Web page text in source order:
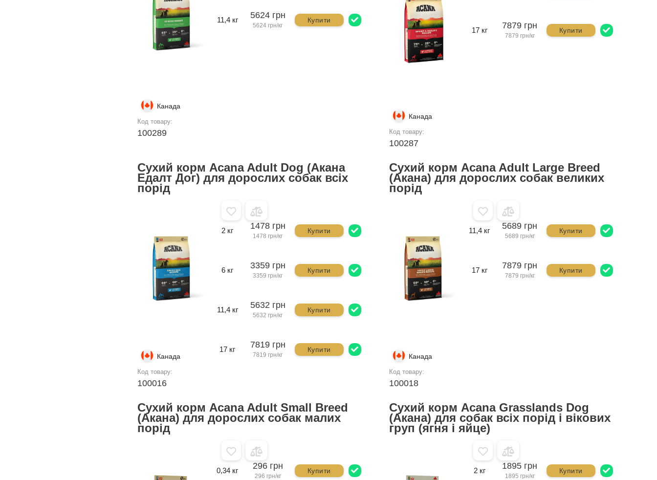
Канада
Код товару:
100289
11,4 кг 5624 грн
5624 грн/кг
Купити
Канада
Код товару:
100287
17 кг 7879 грн
7879 грн/кг
Купити
Сухий корм Acana Adult Dog (Акана
Едалт Дог) для дорослих собак всіх
порід
Канада
Код товару:
100016
2 кг 1478 грн
1478 грн/кг
Купити
6 кг 3359 грн
3359 грн/кг
Купити
11,4 кг 5632 грн
5632 грн/кг
Купити
17 кг 7819 грн
7819 грн/кг
Купити
Сухий корм Acana Adult Large Breed
(Акана) для дорослих собак великих
порід
Канада
Код товару:
100018
11,4 кг 5689 грн
5689 грн/кг
Купити
17 кг 7879 грн
7879 грн/кг
Купити
Сухий корм Acana Adult Small Breed
(Акана) для дорослих собак малих
порід
0,34 кг 296 грн
296 грн/кг
Купити
Сухий корм Acana Grasslands Dog
(Акана) для собак всіх порід і вікових
груп (ягня і яйце)
2 кг 1895 грн
1895 грн/кг
Купити